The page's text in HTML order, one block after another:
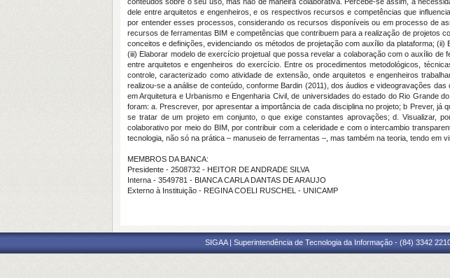
dele entre arquitetos e engenheiros, e os respectivos recursos e competências que
por entender esses processos, considerando os recursos disponíveis ou em processo de
recursos de ferramentas BIM e competências que contribuem para a realização de projetos
conceitos e definições, evidenciando os métodos de projetação com auxílio da plataforma;
(iii) Elaborar modelo de exercício projetual que possa revelar a colaboração com o auxílio
entre arquitetos e engenheiros do exercício. Entre os procedimentos metodológicos,
controle, caracterizado como atividade de extensão, onde arquitetos e engenheiros
realizou-se a análise de conteúdo, conforme Bardin (2011), dos áudios e videogravações
em Arquitetura e Urbanismo e Engenharia Civil, de universidades do estado do Rio
foram: a. Prescrever, por apresentar a importância de cada disciplina no projeto; b Prever,
se tratar de um projeto em conjunto, o que exige constantes aprovações; d. Visualizar,
colaborativo por meio do BIM, por contribuir com a celeridade e com o intercambio
tecnologia, não só na prática – manuseio de ferramentas –, mas também na teoria, tendo em
MEMBROS DA BANCA:
Presidente - 2508732 - HEITOR DE ANDRADE SILVA
Interna - 3549781 - BIANCA CARLA DANTAS DE ARAUJO
Externo à Instituição - REGINA COELI RUSCHEL - UNICAMP
SIGAA | Superintendência de Tecnologia da Informação - (84) 3342